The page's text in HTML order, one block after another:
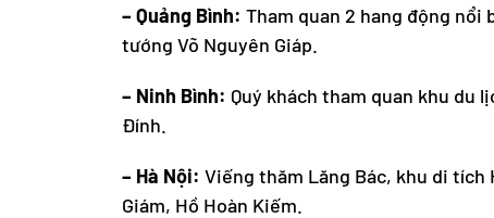
– Quảng Bình: Tham quan 2 hang động
tướng Võ Nguyên Giáp.
– Ninh Bình: Quý khách tham quan khu du
Đính.
– Hà Nội: Viếng thăm Lăng Bác, khu di tích
Giám, Hồ Hoàn Kiếm.